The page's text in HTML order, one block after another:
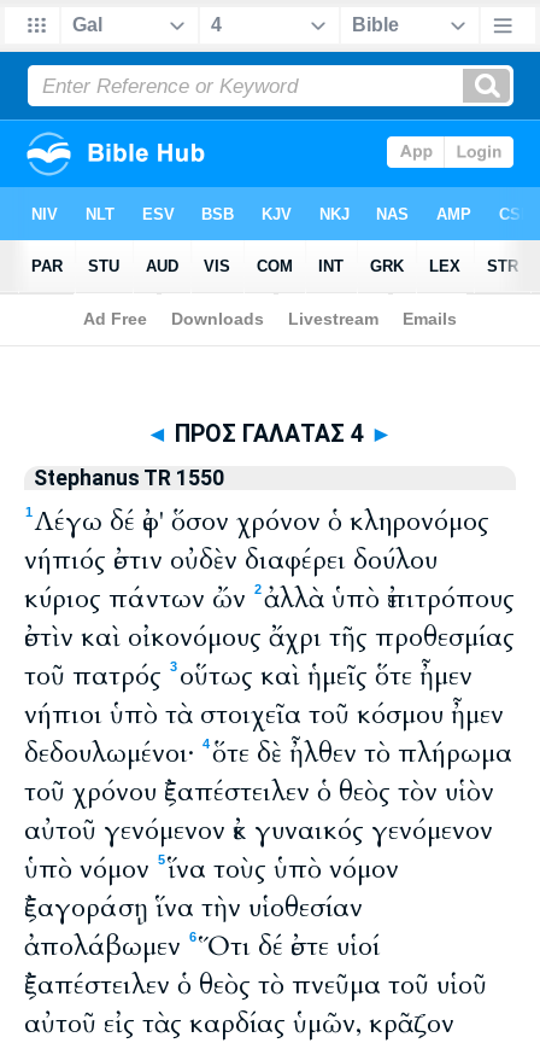
Biblia>Stephanus TR 1550 > ΠΡΟΣ ΓΑΛΑΤΑΣ 4
◄ ΠΡΟΣ ΓΑΛΑΤΑΣ 4 ►
Stephanus TR 1550
1Λέγω δέ ἐφ' ὅσον χρόνον ὁ κληρονόμος
νήπιός ἐστιν οὐδὲν διαφέρει δούλου
κύριος πάντων ὤν
2ἀλλὰ ὑπὸ ἐπιτρόπους
ἐστὶν καὶ οἰκονόμους ἄχρι τῆς προθεσμίας
τοῦ πατρός
3 οὕτως καὶ ἡμεῖς ὅτε ἦμεν
νήπιοι ὑπὸ τὰ στοιχεῖα τοῦ κόσμου ἦμεν
δεδουλωμένοι·
4ὅτε δὲ ἦλθεν τὸ πλήρωμα
τοῦ χρόνου ἐξαπέστειλεν ὁ θεὸς τὸν υἱὸν
αὐτοῦ γενόμενον ἐκ γυναικός γενόμενον
ὑπὸ νόμον
5ἵνα τοὺς ὑπὸ νόμον
ἐξαγοράσῃ ἵνα τὴν υἱοθεσίαν
ἀπολάβωμεν
6Ὅτι δέ ἐστε υἱοί
ἐξαπέστειλεν ὁ θεὸς τὸ πνεῦμα τοῦ υἱοῦ
αὐτοῦ εἰς τὰς καρδίας ὑμῶν, κρᾶζον